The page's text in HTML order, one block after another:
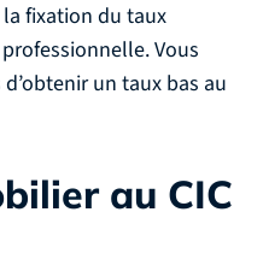
fixation du taux
Vous
un taux bas au
au CIC